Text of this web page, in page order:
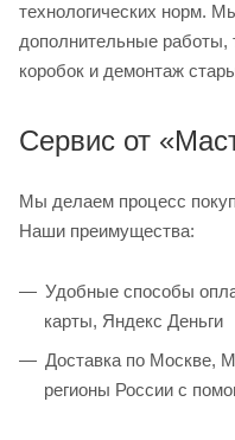
технологических норм.
дополнительные работы,
коробок и демонтаж
Сервис от
Мы делаем процесс
Наши преимущества:
Удобные способы
карты, Яндекс Деньги
Доставка по Москве,
регионы России с